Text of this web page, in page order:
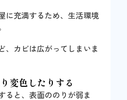
に充満するため、生活環境
、カビは広がってしまいま
変色したりする
ると、表面ののりが弱ま